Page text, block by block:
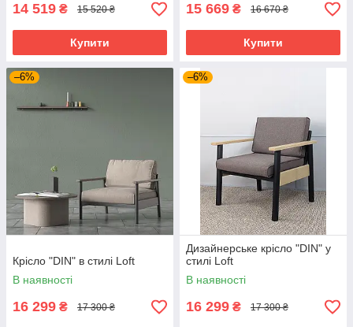
14 519 ₴ 15 520 ₴
Купити
15 669 ₴ 16 670 ₴
Купити
–6%
Крісло "DIN" в стилі Loft
В наявності
16 299 ₴ 17 300 ₴
–6%
Дизайнерське крісло "DIN" у
стилі Loft
В наявності
16 299 ₴ 17 300 ₴